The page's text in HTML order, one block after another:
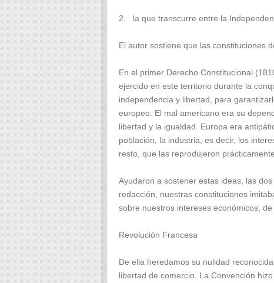
2. la que transcurre entre la
El autor sostiene que las constituciones
En el primer Derecho Constitucional
ejercido en este territorio durante la
independencia y libertad, para
europeo. El mal americano era su
libertad y la igualdad. Europa era
población, la industria, es decir, los
resto, que las reprodujeron
Ayudaron a sostener estas ideas, las
redacción, nuestras constituciones
sobre nuestros intereses económicos,
Revolución Francesa
De ella heredamos su nulidad
libertad de comercio. La Convención